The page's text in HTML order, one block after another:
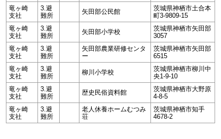
竜ヶ崎
支社
3.避
難所
矢田部公民館
茨城県神栖市土合本
町3-9809-15
竜ヶ崎
支社
3.避
難所
矢田部小学校
茨城県神栖市矢田部
3057
竜ヶ崎
支社
3.避
難所
矢田部農業研修センタ
ー
茨城県神栖市矢田部
6515
竜ヶ崎
支社
3.避
難所
柳川小学校
茨城県神栖市柳川中
央1-9-10
竜ヶ崎
支社
3.避
難所
歴史民俗資料館
茨城県神栖市大野原
4-8-5
竜ヶ崎
支社
3.避
難所
老人休養ホームむつみ
荘
茨城県神栖市知手
4678-2